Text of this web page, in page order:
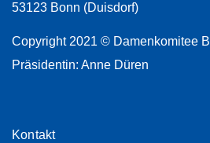
53123 Bonn (Duisdorf)
Copyright 2021 © Damenkomitee
Präsidentin: Anne Düren
Kontakt